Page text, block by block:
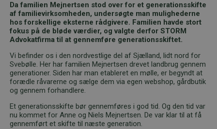
Da familien Mejnertsen stod over for et generationsskifte
af familievirksomheden, undersøgte man mulighederne
hos forskellige eksterne rådgivere. Familien havde stort
fokus på de bløde værdier, og valgte derfor STORM
Advokatfirma til at gennemføre generationsskiftet.
Vi befinder os i den nordvestlige del af Sjælland, lidt nord for
Svebølle. Her har familien Mejnertsen drevet landbrug gennem
generationer. Siden har man etableret en mølle, er begyndt at
forædle råvarerne og sælge dem via egen webshop, gårdbutik
og gennem forhandlere.
Et generationsskifte bør gennemføres i god tid. Og den tid var
nu kommet for Anne og Niels Mejnertsen. De var klar til at få
gennemført et skifte til næste generation.